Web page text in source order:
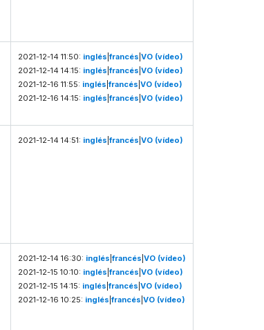
2021-12-14 11:50: inglés francés VO (vídeo)
2021-12-14 14:15: inglés francés VO (vídeo)
2021-12-16 11:55: inglés francés VO (vídeo)
2021-12-16 14:15: inglés francés VO (vídeo)
2021-12-14 14:51: inglés francés VO (vídeo)
2021-12-14 16:30: inglés francés VO (vídeo)
2021-12-15 10:10: inglés francés VO (vídeo)
2021-12-15 14:15: inglés francés VO (vídeo)
2021-12-16 10:25: inglés francés VO (vídeo)